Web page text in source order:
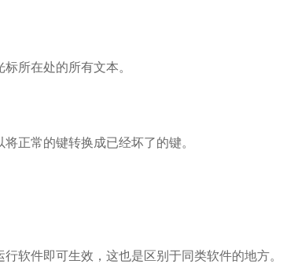
所在处的所有文本。
正常的键转换成已经坏了的键。
软件即可生效，这也是区别于同类软件的地方。